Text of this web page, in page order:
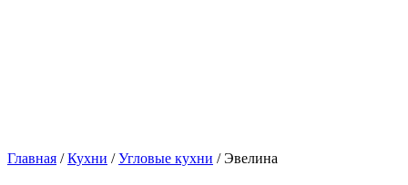
Главная /Кухни /Угловые кухни / Эвелина